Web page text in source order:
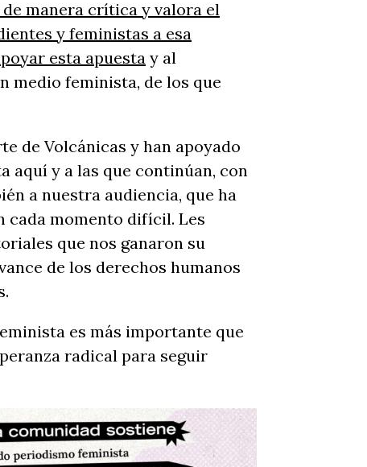
manera crítica y valora el
y feministas a esa
esta apuestay al
medio feminista, de los que
de Volcánicas y han apoyado
aquí y a las que continúan, con
a nuestra audiencia, que ha
cada momento difícil. Les
que nos ganaron su
de los derechos humanos
es más importante que
radical para seguir